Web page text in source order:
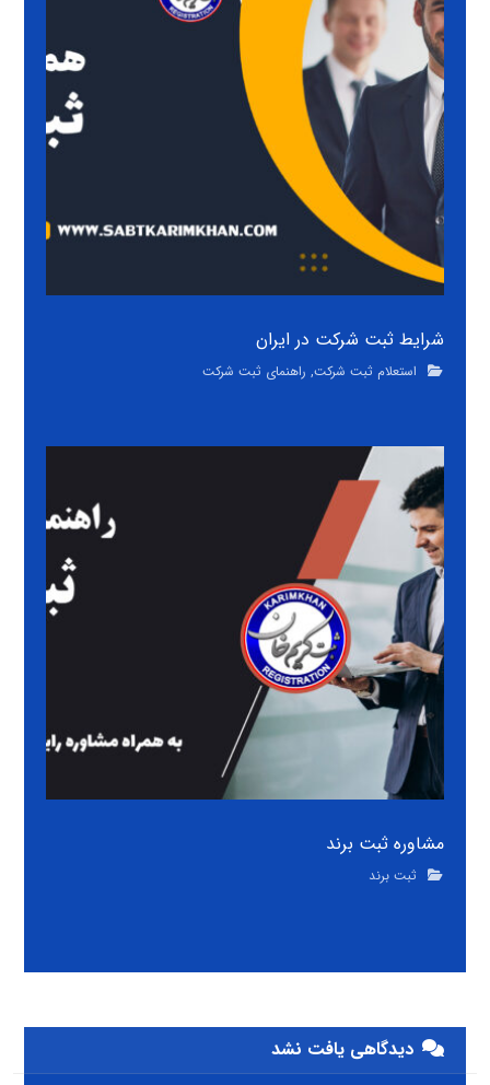
شرایط ثبت شرکت در ایران
استعلام ثبت شرکت, راهنمای ثبت شرکت
مشاوره ثبت برند
ثبت برند
دیدگاهی یافت نشد